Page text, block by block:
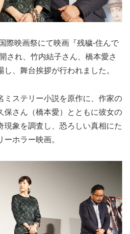
際映画祭にて映画『残穢-住んで
され、竹内結子さん、橋本愛さ
、舞台挨拶が行われました。
ミステリー小説を原作に、作家の
保さん（橋本愛）とともに彼女の
現象を調査し、恐ろしい真相にた
ホラー映画。